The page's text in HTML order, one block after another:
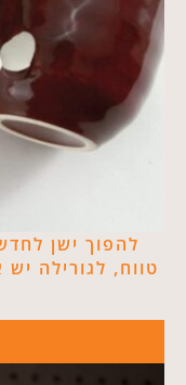
להפוך ישן
טווח, לגורילה